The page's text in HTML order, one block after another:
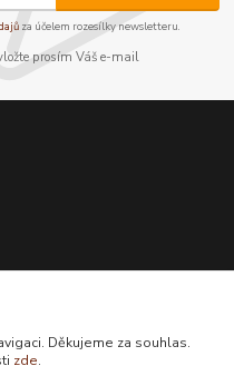
za účelem rozesílky newsletteru.
prosím Váš e-mail
Děkujeme za souhlas.
zde.